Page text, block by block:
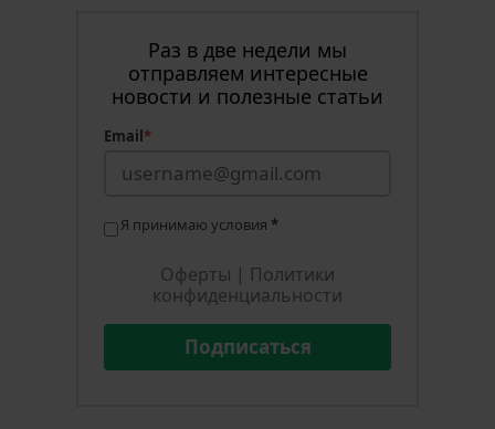
Раз в две недели мы
отправляем интересные
новости и полезные статьи
Email*
Я принимаю условия *
Оферты | Политики
конфиденциальности
Подписаться